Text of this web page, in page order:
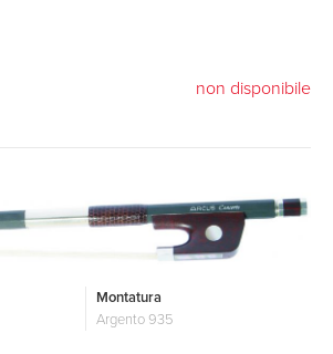
non disponibile
Montatura
Argento 935